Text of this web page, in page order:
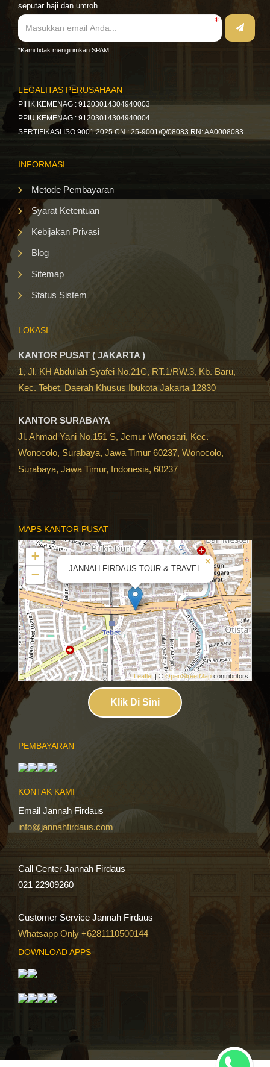
seputar haji dan umroh
*Kami tidak mengirimkan SPAM
LEGALITAS PERUSAHAAN
PIHK KEMENAG : 91203014304940003
PPIU KEMENAG : 91203014304940004
SERTIFIKASI ISO 9001:2025 CN : 25-9001/Q/08083 RN: AA0008083
INFORMASI
Metode Pembayaran
Syarat Ketentuan
Kebijakan Privasi
Blog
Sitemap
Status Sistem
LOKASI
KANTOR PUSAT ( JAKARTA )
1, Jl. KH Abdullah Syafei No.21C, RT.1/RW.3, Kb. Baru,
Kec. Tebet, Daerah Khusus Ibukota Jakarta 12830
KANTOR SURABAYA
Jl. Ahmad Yani No.151 S, Jemur Wonosari, Kec.
Wonocolo, Surabaya, Jawa Timur 60237, Wonocolo,
Surabaya, Jawa Timur, Indonesia, 60237
MAPS KANTOR PUSAT
JANNAH FIRDAUS TOUR & TRAVEL
×
+
−
Leaflet | ©OpenStreetMap contributors
Klik Di Sini
PEMBAYARAN
KONTAK KAMI
Email Jannah Firdaus
info@jannahfirdaus.com
Call Center Jannah Firdaus
021 22909260
Customer Service Jannah Firdaus
Whatsapp Only +6281110500144
DOWNLOAD APPS